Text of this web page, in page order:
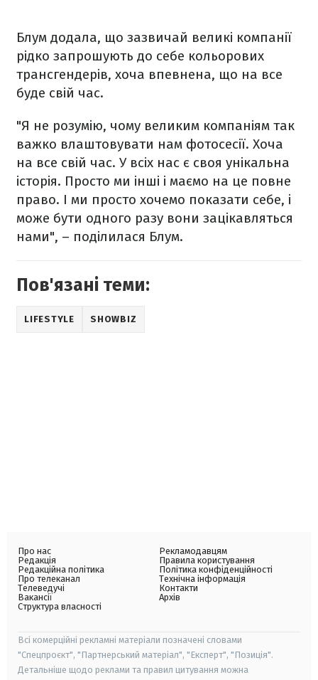
Блум додала, що зазвичай великі компанії
рідко запрошують до себе кольорових
трансгендерів, хоча впевнена, що на все
буде свій час.
"Я не розумію, чому великим компаніям так
важко влаштовувати нам фотосесії. Хоча
на все свій час. У всіх нас є своя унікальна
історія. Просто ми інші і маємо на це повне
право. І ми просто хочемо показати себе, і
може бути одного разу вони зацікавляться
нами", – поділилася Блум.
Пов'язані теми:
LIFESTYLE SHOWBIZ
Про нас
Редакція
Редакційна політика
Про телеканал
Телеведучі
Вакансії
Структура власності
Рекламодавцям
Правила користування
Політика конфіденційності
Технічна інформація
Контакти
Архів
Всі комерційні рекламні матеріали позначені словами
"Спецпроєкт", "Партнерський матеріал", "Експерт", "Позиція".
Детальніше щодо реклами та правил цитування можна